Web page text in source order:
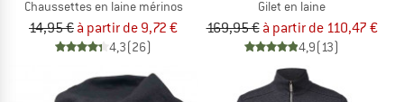
Chaussettes en laine mérinos
14,95 € à partir de 9,72 €
4,3(26)
Gilet en laine
169,95 € à partir de 110,47 €
4,9(13)